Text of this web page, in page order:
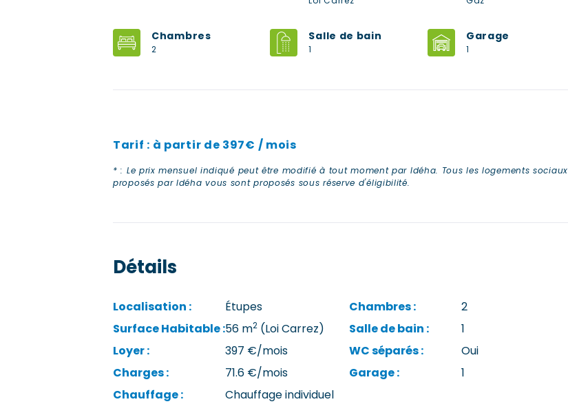
Chambres
2
Salle de bain
1
Garage
1
Tarif : à partir de 397€ / mois
* : Le prix mensuel indiqué peut être modifié à tout moment par Idéha. Tous les logements sociaux
proposés par Idéha vous sont proposés sous réserve d'éligibilité.
Détails
Localisation :
Étupes
Surface Habitable :56 m2 (Loi Carrez)
Loyer :
397 €/mois
Charges :
71.6 €/mois
Chauffage :
Chauffage individuel
Chambres :
2
Salle de bain :
1
WC séparés :
Oui
Garage :
1